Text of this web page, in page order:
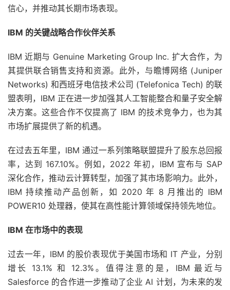
信心，并推动其长期市场表现。
IBM 的关键战略合作伙伴关系
IBM 近期与 Genuine Marketing Group Inc. 扩大合作，为
其提供联合销售支持和资源。此外，与瞻博网络 (Juniper
Networks) 和西班牙电信技术公司 (Telefonica Tech) 的联
盟表明，IBM 正在进一步加强其人工智能整合和量子安全解
决方案。这些合作不仅提高了 IBM 的技术竞争力，也为其
市场扩展提供了新的机遇。
在过去五年里，IBM 通过一系列策略联盟提升了股东总回报
率，达到 167.10%。例如，2022 年初，IBM 宣布与 SAP
深化合作，推动云计算转型，加强了其市场影响力。此外，
IBM 持续推动产品创新，如 2020 年 8 月推出的 IBM
POWER10 处理器，使其在高性能计算领域保持领先地位。
IBM 在市场中的表现
过去一年，IBM 的股价表现优于美国市场和 IT 产业，分别
增长 13.1% 和 12.3%。值得注意的是，IBM 最近与
Salesforce 的合作进一步推动了企业 AI 计划，为未来的发